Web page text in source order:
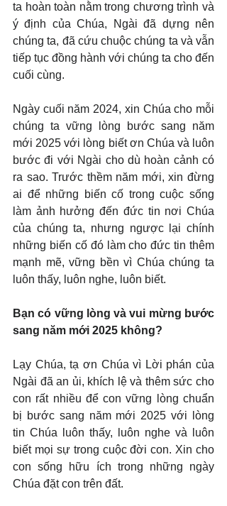
ta hoàn toàn nằm trong chương trình và
ý định của Chúa, Ngài đã dựng nên
chúng ta, đã cứu chuộc chúng ta và vẫn
tiếp tục đồng hành với chúng ta cho đến
cuối cùng.
Ngày cuối năm 2024, xin Chúa cho mỗi
chúng ta vững lòng bước sang năm
mới 2025 với lòng biết ơn Chúa và luôn
bước đi với Ngài cho dù hoàn cảnh có
ra sao. Trước thềm năm mới, xin đừng
ai để những biến cố trong cuộc sống
làm ảnh hưởng đến đức tin nơi Chúa
của chúng ta, nhưng ngược lại chính
những biến cố đó làm cho đức tin thêm
mạnh mẽ, vững bền vì Chúa chúng ta
luôn thấy, luôn nghe, luôn biết.
Bạn có vững lòng và vui mừng bước
sang năm mới 2025 không?
Lạy Chúa, tạ ơn Chúa vì Lời phán của
Ngài đã an ủi, khích lệ và thêm sức cho
con rất nhiều để con vững lòng chuẩn
bị bước sang năm mới 2025 với lòng
tin Chúa luôn thấy, luôn nghe và luôn
biết mọi sự trong cuộc đời con. Xin cho
con sống hữu ích trong những ngày
Chúa đặt con trên đất.